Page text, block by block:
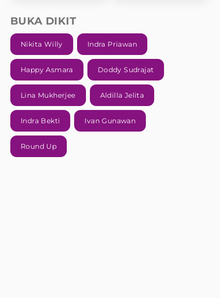
BUKA DIKIT
Nikita Willy Indra Priawan
Happy Asmara Doddy Sudrajat
Lina Mukherjee Aldilla Jelita
Indra Bekti Ivan Gunawan
Round Up